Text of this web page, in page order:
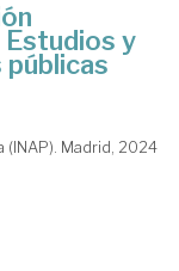
y
Madrid, 2024